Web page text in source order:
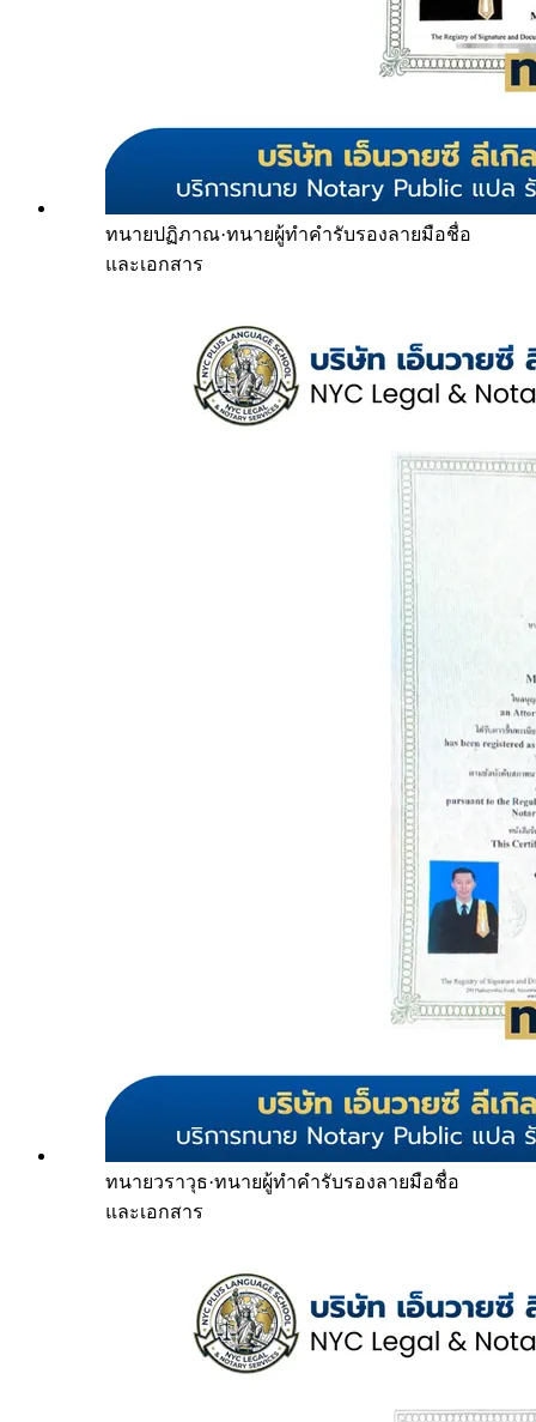
ทนายปฏิภาณ·ทนายผู้ทำคำรับรองลายมือชื่อ
และเอกสาร
ทนายวราวุธ·ทนายผู้ทำคำรับรองลายมือชื่อ
และเอกสาร